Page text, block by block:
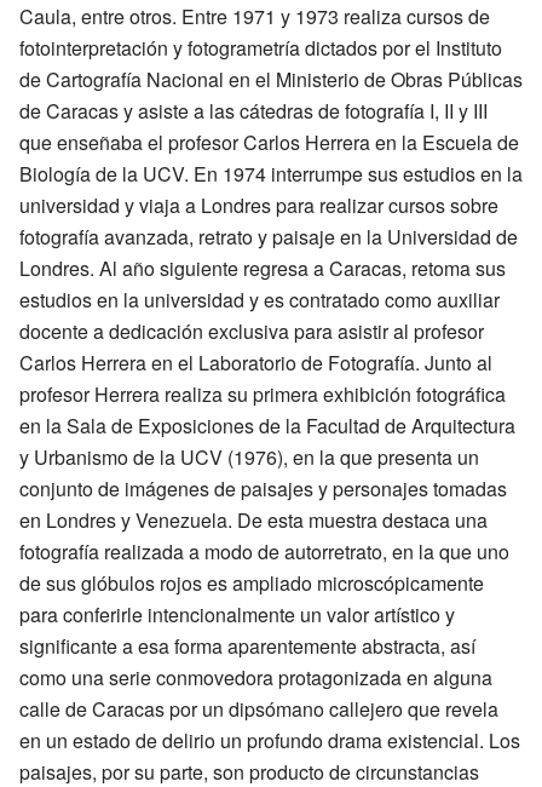
Caula, entre otros. Entre 1971 y 1973 realiza cursos de
fotointerpretación y fotogrametría dictados por el Instituto
de Cartografía Nacional en el Ministerio de Obras Públicas
de Caracas y asiste a las cátedras de fotografía I, II y III
que enseñaba el profesor Carlos Herrera en la Escuela de
Biología de la UCV. En 1974 interrumpe sus estudios en la
universidad y viaja a Londres para realizar cursos sobre
fotografía avanzada, retrato y paisaje en la Universidad de
Londres. Al año siguiente regresa a Caracas, retoma sus
estudios en la universidad y es contratado como auxiliar
docente a dedicación exclusiva para asistir al profesor
Carlos Herrera en el Laboratorio de Fotografía. Junto al
profesor Herrera realiza su primera exhibición fotográfica
en la Sala de Exposiciones de la Facultad de Arquitectura
y Urbanismo de la UCV (1976), en la que presenta un
conjunto de imágenes de paisajes y personajes tomadas
en Londres y Venezuela. De esta muestra destaca una
fotografía realizada a modo de autorretrato, en la que uno
de sus glóbulos rojos es ampliado microscópicamente
para conferirle intencionalmente un valor artístico y
significante a esa forma aparentemente abstracta, así
como una serie conmovedora protagonizada en alguna
calle de Caracas por un dipsómano callejero que revela
en un estado de delirio un profundo drama existencial. Los
paisajes, por su parte, son producto de circunstancias